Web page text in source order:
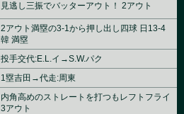
見逃し三振でバッターアウト！ 2アウト
2アウト満塁の3-1から押し出し四球 日13-4
韓 満塁
投手交代:E.L.イ→S.W.パク
1塁吉田→代走:周東
内角高めのストレートを打つもレフトフライ
3アウト